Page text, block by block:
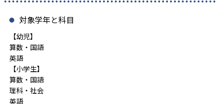
対象学年と科目
【幼児】
算数・国語
英語
【小学生】
算数・国語
理科・社会
英語